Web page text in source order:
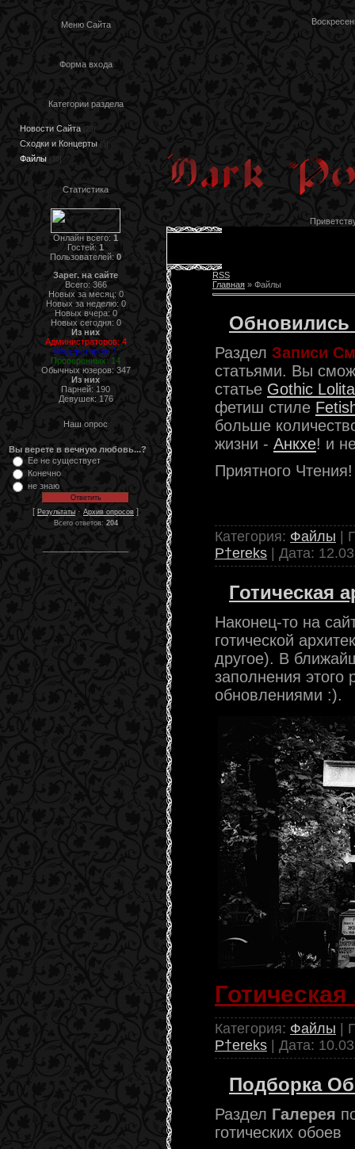
Меню Сайта
Форма входа
Категории раздела
Новости Сайта [23]
Сходки и Концерты [3]
Файлы [36]
Статистика
Онлайн всего: 1
Гостей: 1
Пользователей: 0
Зарег. на сайте
Всего: 366
Новых за месяц: 0
Новых за неделю: 0
Новых вчера: 0
Новых сегодня: 0
Из них
Администраторов: 4
Модераторов: 1
Проверенных: 14
Обычных юзеров: 347
Из них
Парней: 190
Девушек: 176
Наш опрос
Вы верете в вечную любовь...?
Ее не существует
Конечно
не знаю
[ Результаты · Архив опросов ]
Всего ответов: 204
RSS
Главная » Файлы
Обновились
Раздел Записи
статьями. Вы
статье Gothic Lolita
фетиш стиле
больше
жизни - Анкхе! и
Приятного
Категория: Файлы |
P†ereks | Дата:
Готическая
Наконец-то на
готической
другое). В
заполнения этого
обновлениями :).
Категория: Файлы |
P†ereks | Дата:
Подборка
Раздел Галерея
готических обоев